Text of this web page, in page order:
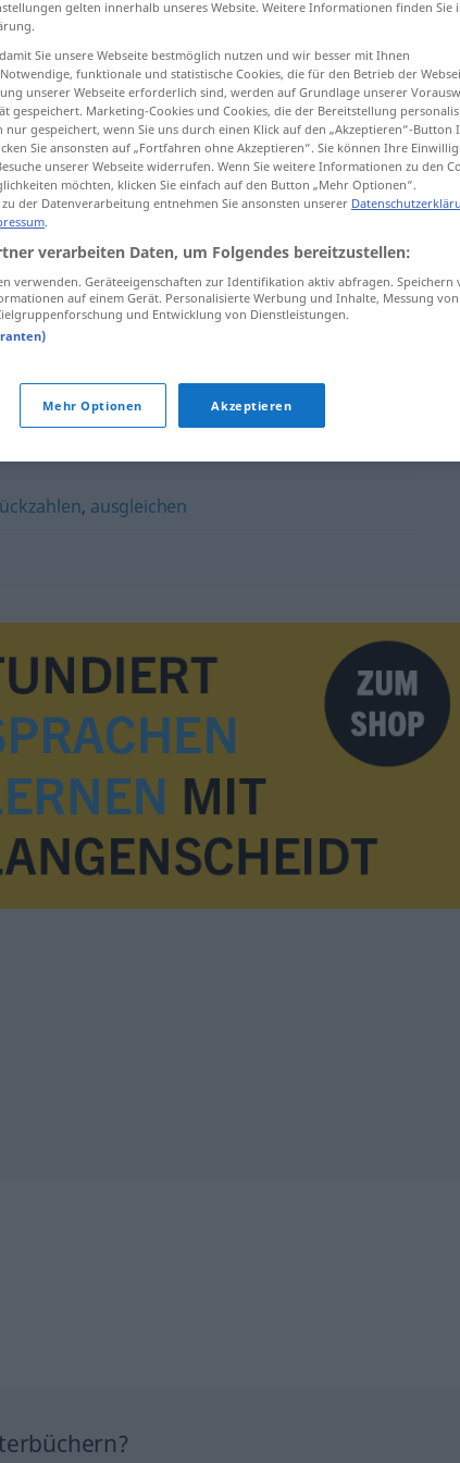
zurückgeben
, ausgleichen
gelten innerhalb unseres Website. Weitere Informationen finden Sie
Sie unsere Webseite bestmöglich nutzen und wir besser mit Ihnen
funktionale und statistische Cookies, die für den Betrieb der
unserer Webseite erforderlich sind, werden auf Grundlage unserer
gespeichert. Marketing-Cookies und Cookies, die der Bereitstellung
gespeichert, wenn Sie uns durch einen Klick auf den „Akzeptieren“-Button
Sie ansonsten auf „Fortfahren ohne Akzeptieren“. Sie können Ihre
unserer Webseite widerrufen. Wenn Sie weitere Informationen zu den
möchten, klicken Sie einfach auf den Button „Mehr Optionen“.
der Datenverarbeitung entnehmen Sie ansonsten unserer
.
verarbeiten Daten, um Folgendes bereitzustellen:
verwenden. Geräteeigenschaften zur Identifikation aktiv abfragen. Speichern
auf einem Gerät. Personalisierte Werbung und Inhalte, Messung von
und Entwicklung von Dienstleistungen.
Mehr Optionen Akzeptieren